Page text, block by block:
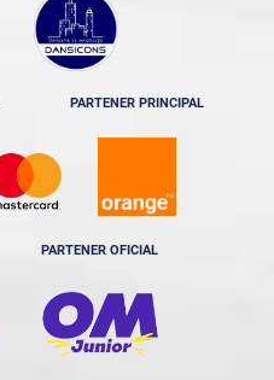
PARTENER PRINCIPAL
PARTENER OFICIAL